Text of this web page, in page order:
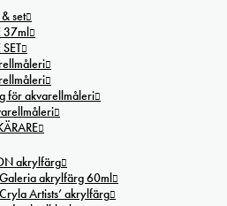
set
37ml
för akvarellmåleri
akrylfärg
akrylfärg 60ml
Artists’ akrylfärg